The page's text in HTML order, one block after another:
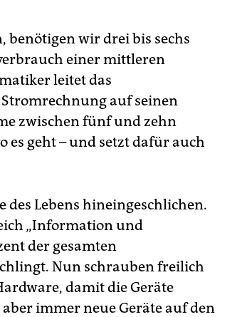
benötigen wir drei bis sechs
einer mittleren
leitet das
auf seinen
zwischen fünf und zehn
es geht – und setzt dafür auch
des Lebens hineingeschlichen.
„Information und
der gesamten
Nun schrauben freilich
damit die Geräte
immer neue Geräte auf den